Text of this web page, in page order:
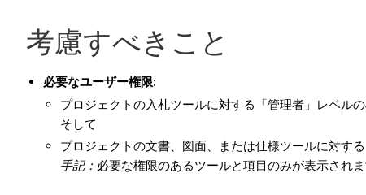
考慮すべきこと
必要なユーザー権限:
プロジェクトの入札ツールに対する「管理者」レベルの
そして
プロジェクトの文書、図面、または仕様ツールに対す
手記： 必要な権限のあるツールと項目のみが表示されま